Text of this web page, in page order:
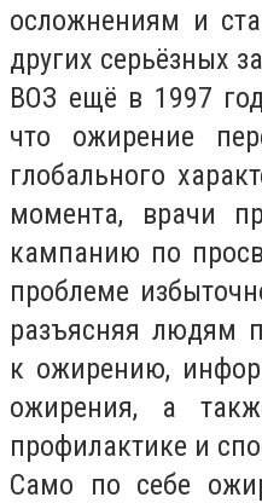
осложнениям и
других серьёзных
ВОЗ ещё в 1997
что ожирение
глобального
момента, врачи
кампанию по
проблеме
разъясняя людям
к ожирению,
ожирения, а
профилактике и
Само по себе